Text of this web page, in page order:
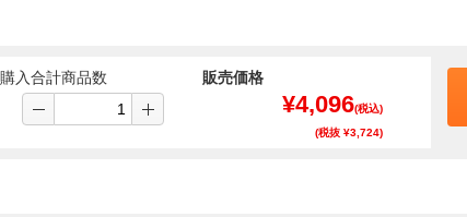
購入合計商品数 販売価格
¥4,096(税込)
(税抜 ¥3,724)